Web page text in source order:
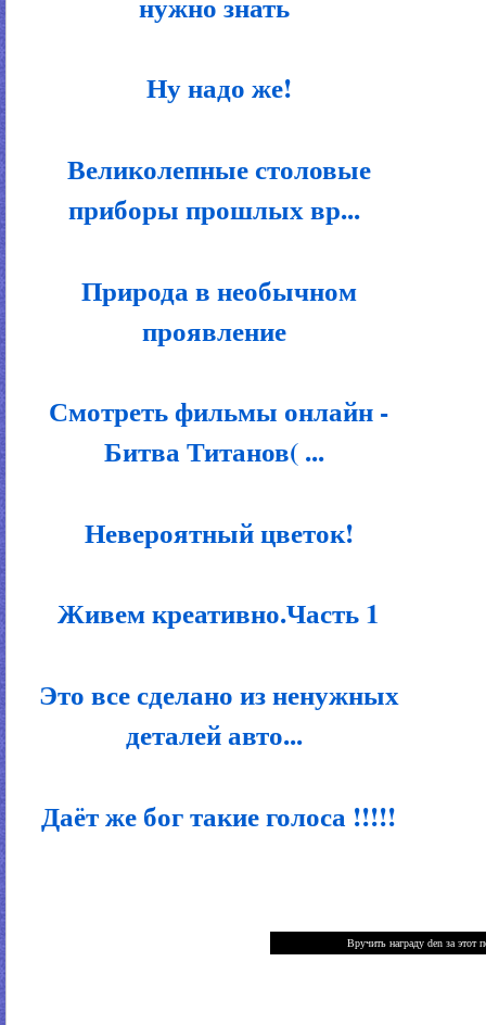
Ну надо же!
Великолепные столовые
приборы прошлых вр...
Природа в необычном
проявление
Смотреть фильмы онлайн -
Битва Титанов( ...
Невероятный цветок!
Живем креативно.Часть 1
Это все сделано из ненужных
деталей авто...
Даёт же бог такие голоса !!!!!